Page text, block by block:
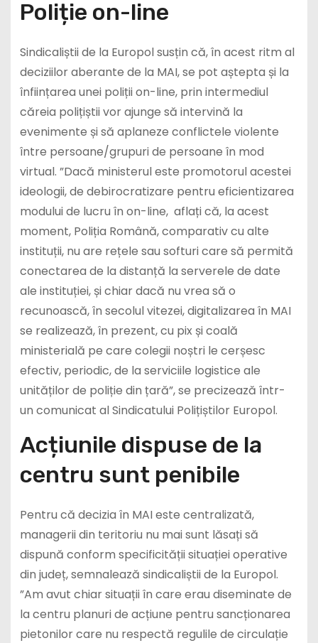
Poliție on-line
Sindicaliștii de la Europol susțin că, în acest ritm al
deciziilor aberante de la MAI, se pot aștepta și la
înființarea unei poliții on-line, prin intermediul
căreia polițiștii vor ajunge să intervină la
evenimente și să aplaneze conflictele violente
între persoane/grupuri de persoane în mod
virtual. ”Dacă ministerul este promotorul acestei
ideologii, de debirocratizare pentru eficientizarea
modului de lucru în on-line, aflați că, la acest
moment, Poliția Română, comparativ cu alte
instituții, nu are rețele sau softuri care să permită
conectarea de la distanță la serverele de date
ale instituției, și chiar dacă nu vrea să o
recunoască, în secolul vitezei, digitalizarea în MAI
se realizează, în prezent, cu pix și coală
ministerială pe care colegii noștri le cerșesc
efectiv, periodic, de la serviciile logistice ale
unităților de poliție din țară”, se precizează într-
un comunicat al Sindicatului Polițiștilor Europol.
Acțiunile dispuse de la
centru sunt penibile
Pentru că decizia în MAI este centralizată,
managerii din teritoriu nu mai sunt lăsați să
dispună conform specificității situației operative
din județ, semnalează sindicaliștii de la Europol.
”Am avut chiar situații în care erau diseminate de
la centru planuri de acțiune pentru sancționarea
pietonilor care nu respectă regulile de circulație